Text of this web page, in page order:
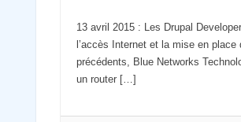
13 avril 2015 : Les Drupal
l’accès Internet et la mise en
précédents, Blue Networks
un router […]